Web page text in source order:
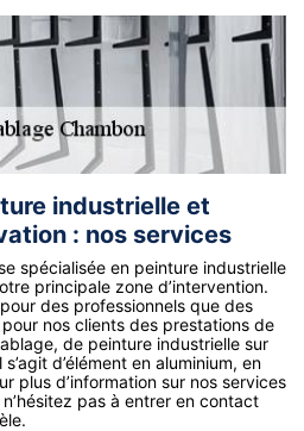
industrielle et
: nos services
spécialisée en peinture industrielle
principale zone d’intervention.
des professionnels que des
nos clients des prestations de
de peinture industrielle sur
d’élément en aluminium, en
plus d’information sur nos services
pas à entrer en contact